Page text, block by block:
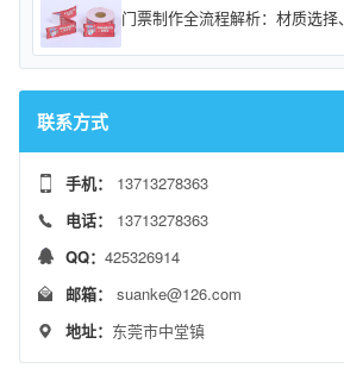
门票制作全流程解析：材质选择、
联系方式
手机：
13713278363
电话：
13713278363
QQ： 425326914
邮箱：
suanke@126.com
地址： 东莞市中堂镇